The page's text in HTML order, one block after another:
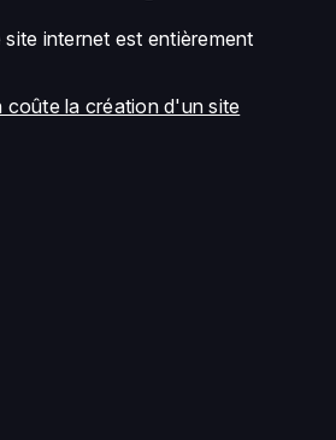
internet est entièrement
coûte la création d'un site